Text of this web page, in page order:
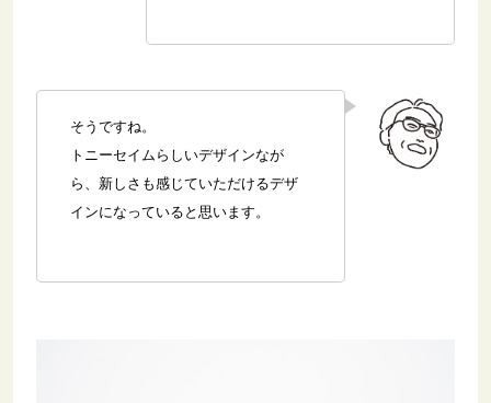
そうですね。
トニーセイムらしいデザインなが
ら、新しさも感じていただけるデザ
インになっていると思います。